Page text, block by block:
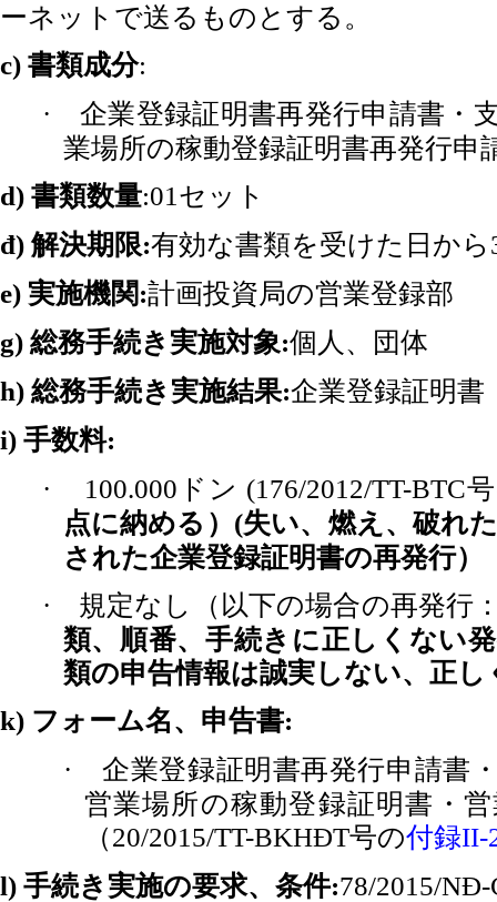
ーネットで送るものとする。
c) 書類成分:
·
企業登録証明書再発行申請書・
業場所の稼動登録証明書再発行申
d) 書類数量:01 セット
đ) 解決期限:有効な書類を受けた日から
e) 実施機関:計画投資局の営業登録部
g) 総務手続き実施対象:個人、団体
h) 総務手続き実施結果:企業登録証明書
i) 手数料:
·
100.000 ドン (176/2012/TT-BTC
点に納める） (失い、燃え、破れ
された企業登録証明書の再発行）
·
規定なし（以下の場合の再発行
類、順番、手続きに正しくない
類の申告情報は誠実しない、正し
k) フォーム名、申告書:
·
企業登録証明書再発行申請書
営業場所の稼動登録証明書・
（20/2015/TT-BKHĐT号の付録II-
l) 手続き実施の要求、条件:78/2015/NĐ-